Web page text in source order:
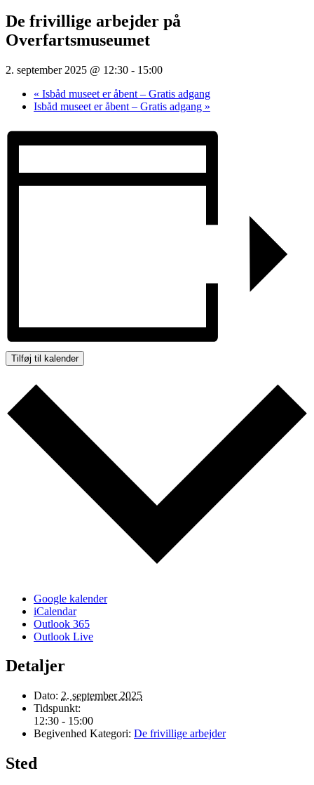
De frivillige arbejder på
Overfartsmuseumet
2. september 2025 @ 12:30 - 15:00
« Isbåd museet er åbent – Gratis adgang
Isbåd museet er åbent – Gratis adgang »
Tilføj til kalender
Google kalender
iCalendar
Outlook 365
Outlook Live
Detaljer
Dato: 2. september 2025
Tidspunkt:
12:30 - 15:00
Begivenhed Kategori: De frivillige arbejder
Sted